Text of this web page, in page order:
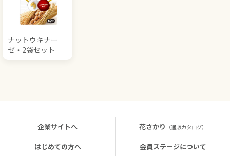
ナットウキナー
ゼ・2袋セット
企業サイトへ
はじめての方へ
花さかり （通販カタログ）
会員ステージについて